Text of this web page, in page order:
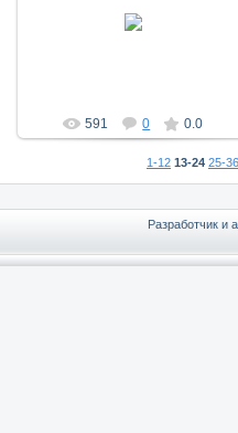
591 0 0.0
1-12 13-24 25-36
Разработчик и